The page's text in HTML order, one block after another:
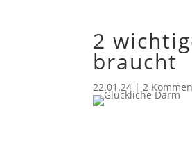
2
braucht
22.01.24 | 2